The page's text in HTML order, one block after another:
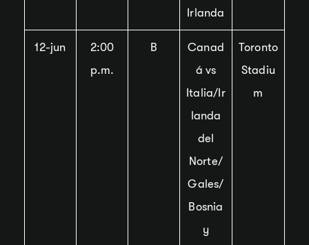
Irlanda
12-jun
2:00
p.m.
B
Canad
á vs
Italia/Ir
landa
del
Norte/
Gales/
Bosnia
y
Toronto
Stadiu
m